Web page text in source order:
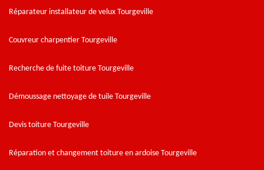
Réparateur installateur de velux Tourgeville
Couvreur charpentier Tourgeville
Recherche de fuite toiture Tourgeville
Démoussage nettoyage de tuile Tourgeville
Devis toiture Tourgeville
Réparation et changement toiture en ardoise Tourgeville